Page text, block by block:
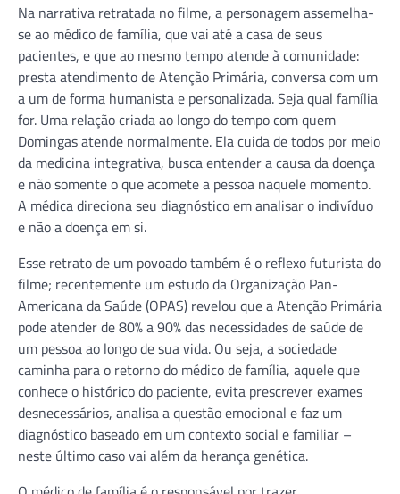
Na narrativa retratada no filme, a personagem assemelha-
se ao médico de família, que vai até a casa de seus
pacientes, e que ao mesmo tempo atende à comunidade:
presta atendimento de Atenção Primária, conversa com um
a um de forma humanista e personalizada. Seja qual família
for. Uma relação criada ao longo do tempo com quem
Domingas atende normalmente. Ela cuida de todos por meio
da medicina integrativa, busca entender a causa da doença
e não somente o que acomete a pessoa naquele momento.
A médica direciona seu diagnóstico em analisar o indivíduo
e não a doença em si.
Esse retrato de um povoado também é o reflexo futurista do
filme; recentemente um estudo da Organização Pan-
Americana da Saúde (OPAS) revelou que a Atenção Primária
pode atender de 80% a 90% das necessidades de saúde de
um pessoa ao longo de sua vida. Ou seja, a sociedade
caminha para o retorno do médico de família, aquele que
conhece o histórico do paciente, evita prescrever exames
desnecessários, analisa a questão emocional e faz um
diagnóstico baseado em um contexto social e familiar –
neste último caso vai além da herança genética.